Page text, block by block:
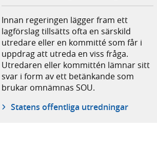
Innan regeringen lägger fram ett
lagförslag tillsätts ofta en särskild
utredare eller en kommitté som får i
uppdrag att utreda en viss fråga.
Utredaren eller kommittén lämnar sitt
svar i form av ett betänkande som
brukar omnämnas SOU.
Statens offentliga utredningar